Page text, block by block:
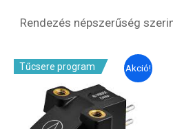
Akció!
Tűcsere program